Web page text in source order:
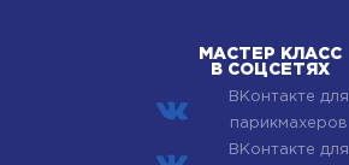
МАСТЕР КЛАСС
В СОЦСЕТЯХ
ВКонтакте для
парикмахеров
ВКонтакте для